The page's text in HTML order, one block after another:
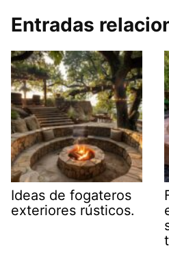
Entradas
Ideas de fogateros
exteriores rústicos.